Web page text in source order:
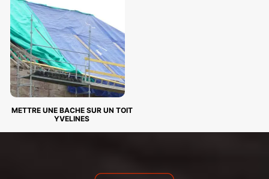
METTRE UNE BACHE SUR UN TOIT
YVELINES